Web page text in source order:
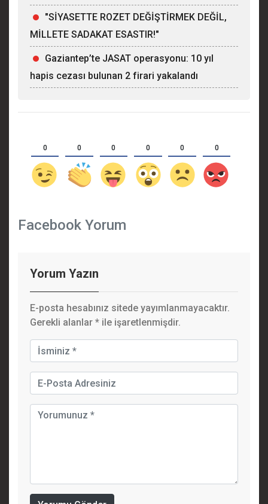
"SİYASETTE ROZET DEĞİŞTİRMEK DEĞİL,
MİLLETE SADAKAT ESASTIR!"
Gaziantep’te JASAT operasyonu: 10 yıl
hapis cezası bulunan 2 firari yakalandı
0 0 0 0 0 0
Facebook Yorum
Yorum Yazın
E-posta hesabınız sitede yayımlanmayacaktır.
Gerekli alanlar * ile işaretlenmişdir.